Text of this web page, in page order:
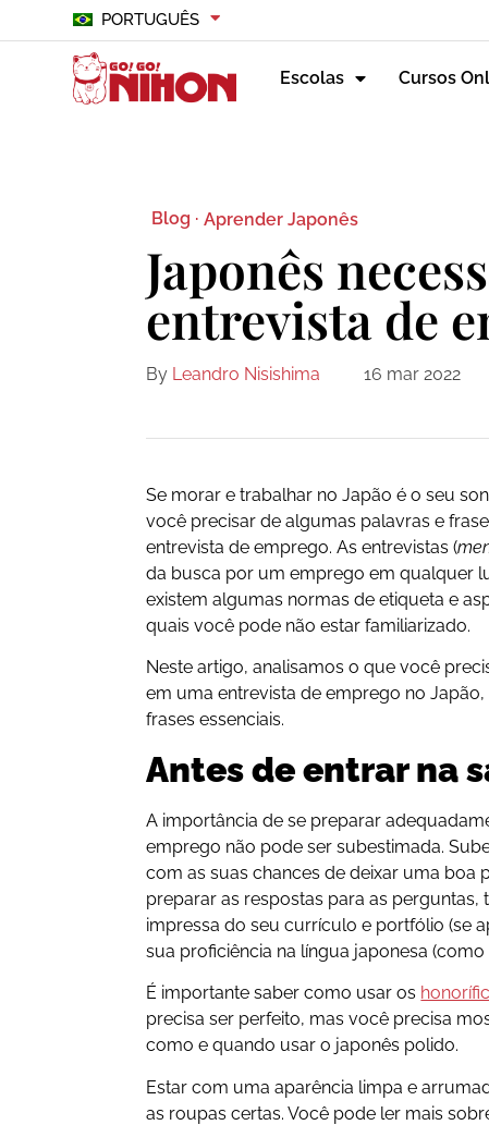
PORTUGUÊS
Escolas Cursos
Blog · Aprender Japonês
Japonês
entrevista de
By Leandro Nisishima 16 mar 2022
Se morar e trabalhar no Japão é o seu
você precisar de algumas palavras e
entrevista de emprego. As entrevistas (
da busca por um emprego em qualquer
existem algumas normas de etiqueta e
quais você pode não estar familiarizado.
Neste artigo, analisamos o que você
em uma entrevista de emprego no
frases essenciais.
Antes de entrar na
A importância de se preparar
emprego não pode ser subestimada.
com as suas chances de deixar uma boa
preparar as respostas para as
impressa do seu currículo e portfólio (se
sua proficiência na língua japonesa
É importante saber como usar os
precisa ser perfeito, mas você precisa
como e quando usar o japonês polido.
Estar com uma aparência limpa e
as roupas certas. Você pode ler mais